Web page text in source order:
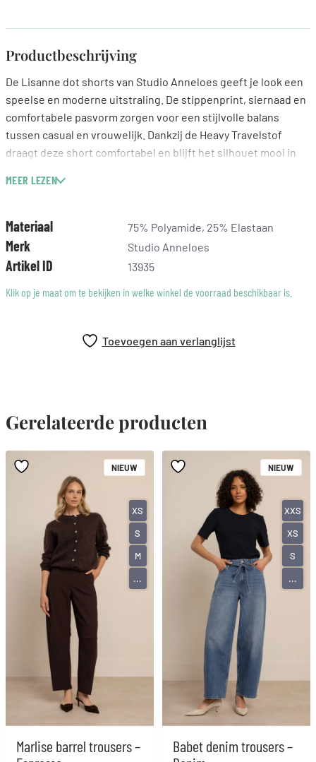
Productbeschrijving
De Lisanne dot shorts van Studio Anneloes geeft je look een
speelse en moderne uitstraling. De stippenprint, siernaad en
comfortabele pasvorm zorgen voor een stijlvolle balans
tussen casual en vrouwelijk. Dankzij de Heavy Travelstof
draagt deze short comfortabel en blijft het silhouet mooi in
Regular fit
Elastische tailleband
Steekzakken
Siernaad
Deze bruine short met ecru kleurige stippen heeft een
uitstraling die je makkelijk combineert met zowel rustige
MEER LEZEN
Materiaal 75% Polyamide, 25% Elastaan
Merk Studio Anneloes
Artikel ID
13935
Klik op je maat om te bekijken in welke winkel de voorraad beschikbaar is.
Toevoegen aan verlanglijst
Gerelateerde producten
Marlise barrel trousers –
NIEUW
XS
S
M
...
Babet denim trousers –
NIEUW
XXS
XS
S
...